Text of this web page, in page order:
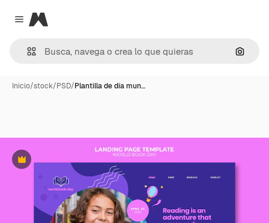
Close menu
Magnific
Inicio/stock/PSD/Plantilla de día mun…
Premium